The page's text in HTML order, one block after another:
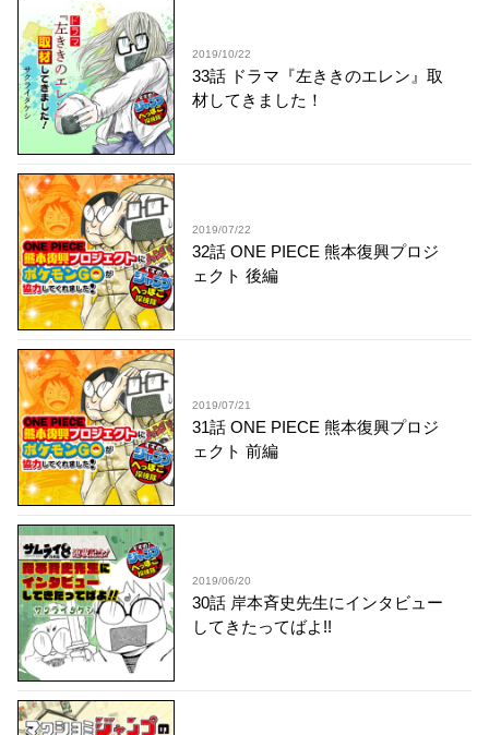
2019/10/22
33話 ドラマ『左ききのエレン』取
材してきました！
2019/07/22
32話 ONE PIECE 熊本復興プロジ
ェクト 後編
2019/07/21
31話 ONE PIECE 熊本復興プロジ
ェクト 前編
2019/06/20
30話 岸本斉史先生にインタビュー
してきたってばよ!!